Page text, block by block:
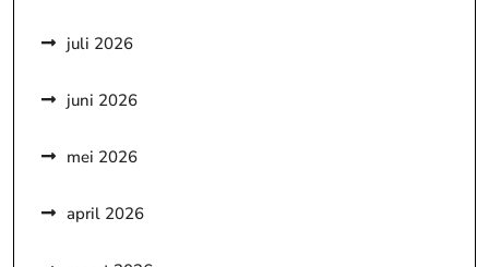
juli 2026
juni 2026
mei 2026
april 2026